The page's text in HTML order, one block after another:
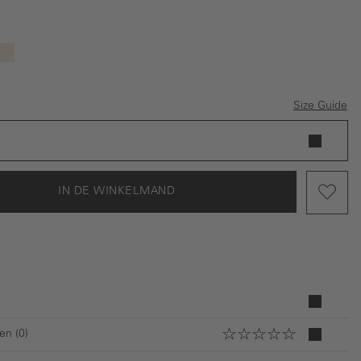
Size Guide
IN DE WINKELMAND
(0)